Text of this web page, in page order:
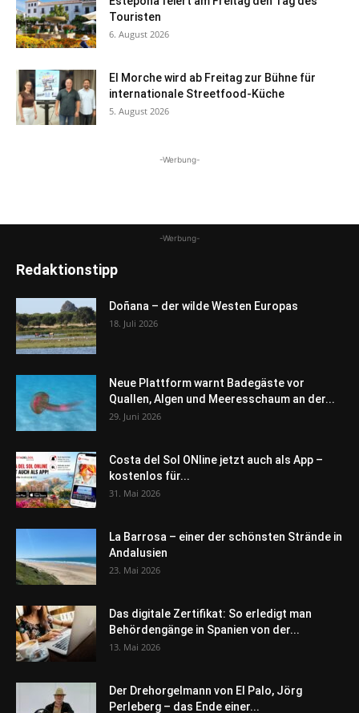
Touristen
6. August 2026
El Morche wird ab Freitag zur Bühne für
internationale Streetfood-Küche
5. August 2026
-Werbung-
-Werbung-
Redaktionstipp
Doñana – der wilde Westen Europas
18. Juli 2026
Neue Plattform warnt Badegäste vor
Quallen, Algen und Meeresschaum an der...
29. Juni 2026
Costa del Sol ONline jetzt auch als App –
kostenlos für...
31. Mai 2026
La Barrosa – einer der schönsten Strände in
Andalusien
23. Mai 2026
Das digitale Zertifikat: So erledigt man
Behördengänge in Spanien von der...
13. Mai 2026
Der Drehorgelmann von El Palo, Jörg
Perleberg – das Ende einer...